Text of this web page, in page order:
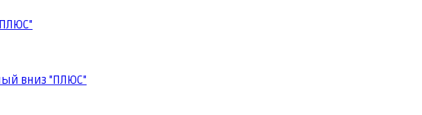
вниз "ПЛЮС"